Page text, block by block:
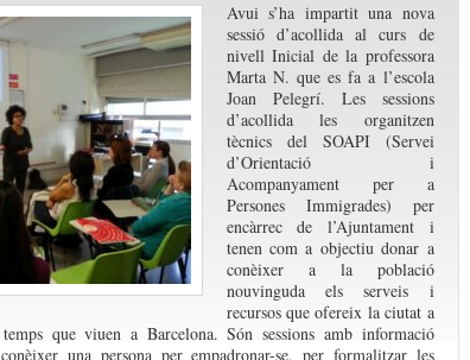
Avui s’ha impartit una nova
sessió d’acollida al curs de
nivell Inicial de la professora
Marta N. que es fa a l’escola
Joan Pelegrí. Les sessions
d’acollida les organitzen
tècnics del SOAPI (Servei
d’Orientació i
Acompanyament per a
Persones Immigrades) per
encàrrec de l’Ajuntament i
tenen com a objectiu donar a
conèixer a la població
nouvinguda els serveis i
recursos que ofereix la ciutat a
que viuen a Barcelona. Són sessions amb informació
una persona per empadronar-se, per formalitzar les